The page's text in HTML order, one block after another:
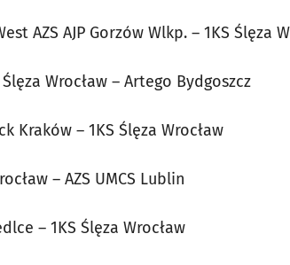
AZS AJP Gorzów Wlkp. – 1KS Ślęza
Ślęza Wrocław – Artego Bydgoszcz
Kraków – 1KS Ślęza Wrocław
– AZS UMCS Lublin
– 1KS Ślęza Wrocław